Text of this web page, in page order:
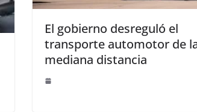
El gobierno desreguló el
transporte automotor de
mediana distancia